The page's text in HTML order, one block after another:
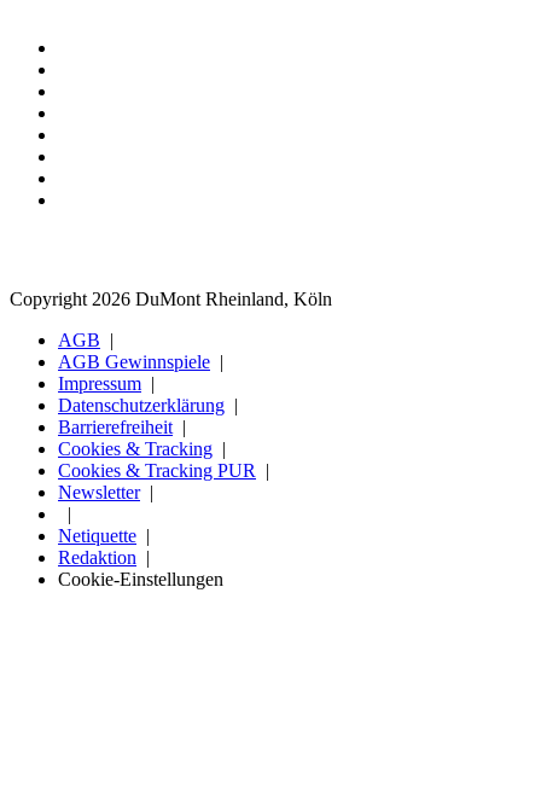
Copyright 2026 DuMont Rheinland, Köln
AGB
AGB Gewinnspiele
Impressum
Datenschutzerklärung
Barrierefreiheit
Cookies & Tracking
Cookies & Tracking PUR
Newsletter
Netiquette
Redaktion
Cookie-Einstellungen